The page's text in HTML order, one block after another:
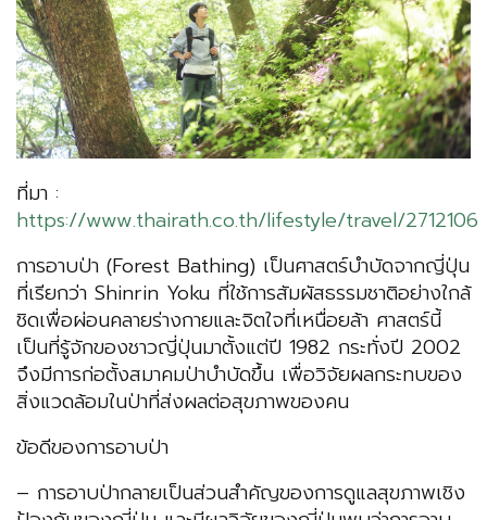
ที่มา :
https://www.thairath.co.th/lifestyle/travel/2712106
การอาบป่า (Forest Bathing) เป็นศาสตร์บำบัดจากญี่ปุ่น
ที่เรียกว่า Shinrin Yoku ที่ใช้การสัมผัสธรรมชาติอย่างใกล้
ชิดเพื่อผ่อนคลายร่างกายและจิตใจที่เหนื่อยล้า ศาสตร์นี้
เป็นที่รู้จักของชาวญี่ปุ่นมาตั้งแต่ปี 1982 กระทั่งปี 2002
จึงมีการก่อตั้งสมาคมป่าบำบัดขึ้น เพื่อวิจัยผลกระทบของ
สิ่งแวดล้อมในป่าที่ส่งผลต่อสุขภาพของคน
ข้อดีของการอาบป่า
– การอาบป่ากลายเป็นส่วนสำคัญของการดูแลสุขภาพเชิง